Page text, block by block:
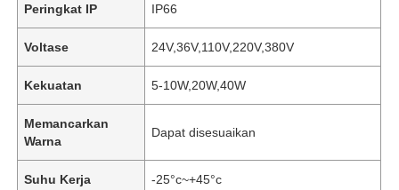
Peringkat IP IP66
Voltase 24V,36V,110V,220V,380V
Kekuatan 5-10W,20W,40W
Memancarkan
Warna
Dapat disesuaikan
Suhu Kerja -25°c~+45°c